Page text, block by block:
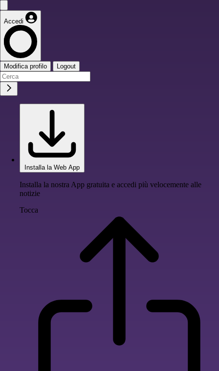
Accedi
Modifica profilo Logout
Installa la Web App
Installa la nostra App gratuita e accedi più velocemente alle
notizie
Tocca